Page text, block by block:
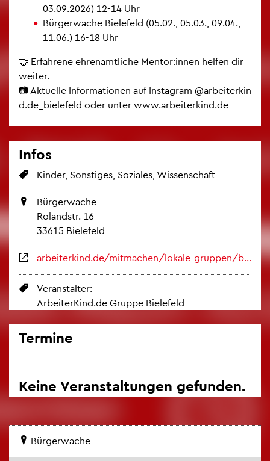
03.09.2026) 12-14 Uhr
Bür­ger­wa­che Bie­le­feld (05.02., 05.03., 09.04.,
11.06.) 16-18 Uhr
🤝 Er­fah­re­ne eh­ren­amt­li­che Men­tor:innen hel­fen dir
wei­ter.
📷 Ak­tu­el­le In­for­ma­tio­nen auf In­sta­gram @​arb​eite​rkin​
d.​de_bie­le­feld oder unter www.​arb​eite​rkin​d.​de
Infos
Kin­der, Sons­ti­ges, So­zia­les, Wis­sen­schaft
Bür­ger­wa­che
Ro­land­str. 16
33615 Bie­le­feld
ar­bei­ter­kind.de/mit­ma­chen/lo­ka­le-grup­pen/bie­le­feld/
Ver­an­stal­ter:
Ar­bei­ter­Kind.de Grup­pe Bie­le­feld
Ter­mi­ne
Keine Ver­an­stal­tun­gen ge­fun­den.
Bür­ger­wa­che